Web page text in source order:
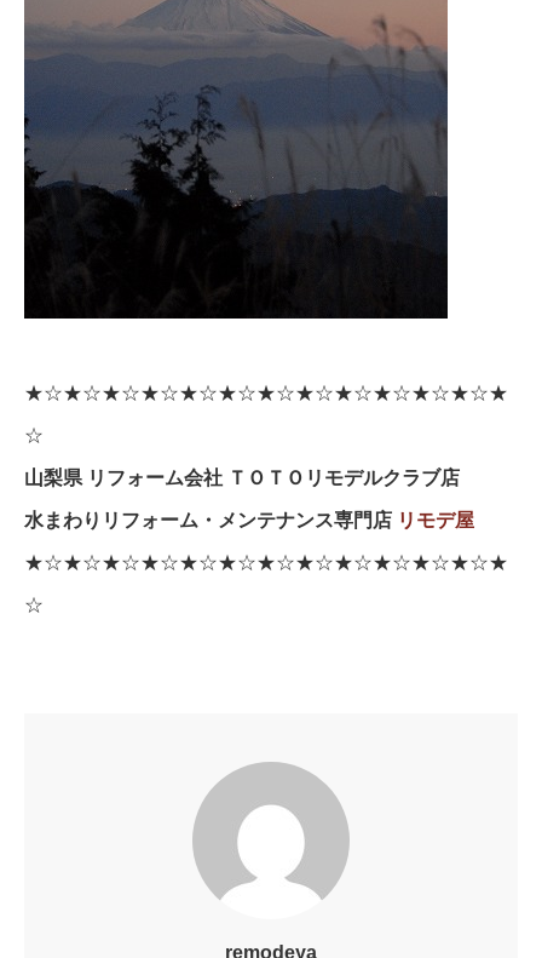
★☆★☆★☆★☆★☆★☆★☆★☆★☆★☆★☆★☆★
☆
山梨県 リフォーム会社 ＴＯＴＯリモデルクラブ店
水まわりリフォーム・メンテナンス専門店 リモデ屋
★☆★☆★☆★☆★☆★☆★☆★☆★☆★☆★☆★☆★
☆
remodeya